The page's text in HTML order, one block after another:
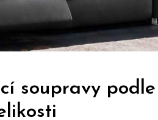
soupravy podle